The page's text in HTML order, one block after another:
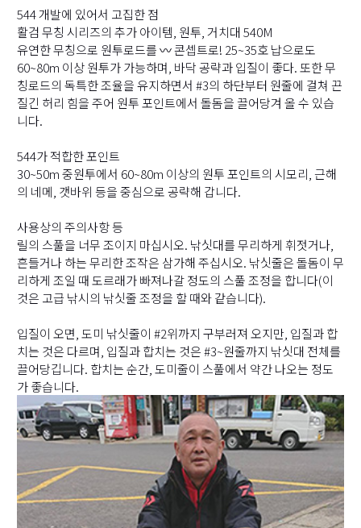
544 개발에 있어서 고집한 점
활검 무칭 시리즈의 추가 아이템, 원투, 거치대 540M
유연한 무칭으로 원투로드를 〰️ 콘셉트로! 25~35호 납으로도
60~80m 이상 원투가 가능하며, 바닥 공략과 입질이 좋다. 또한 무
칭로드의 독특한 조율을 유지하면서 #3의 하단부터 원줄에 걸쳐 끈
질긴 허리 힘을 주어 원투 포인트에서 돌돔을 끌어당겨 올 수 있습
니다.
544가 적합한 포인트
30~50m 중원투에서 60~80m 이상의 원투 포인트의 시모리, 근해
의 네메, 갯바위 등을 중심으로 공략해 갑니다.
사용상의 주의사항 등
릴의 스풀을 너무 조이지 마십시오. 낚싯대를 무리하게 휘젓거나,
흔들거나 하는 무리한 조작은 삼가해 주십시오. 낚싯줄은 돌돔이 무
리하게 조일 때 도르래가 빠져나갈 정도의 스풀 조정을 합니다(이
것은 고급 낚시의 낚싯줄 조정을 할 때와 같습니다).
입질이 오면, 도미 낚싯줄이 #2위까지 구부러져 오지만, 입질과 합
치는 것은 다르며, 입질과 합치는 것은 #3~원줄까지 낚싯대 전체를
끌어당깁니다. 합치는 순간, 도미줄이 스풀에서 약간 나오는 정도
가 좋습니다.